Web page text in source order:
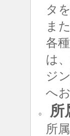
タ
ま
各
は
ジ
へ
○ 所
所